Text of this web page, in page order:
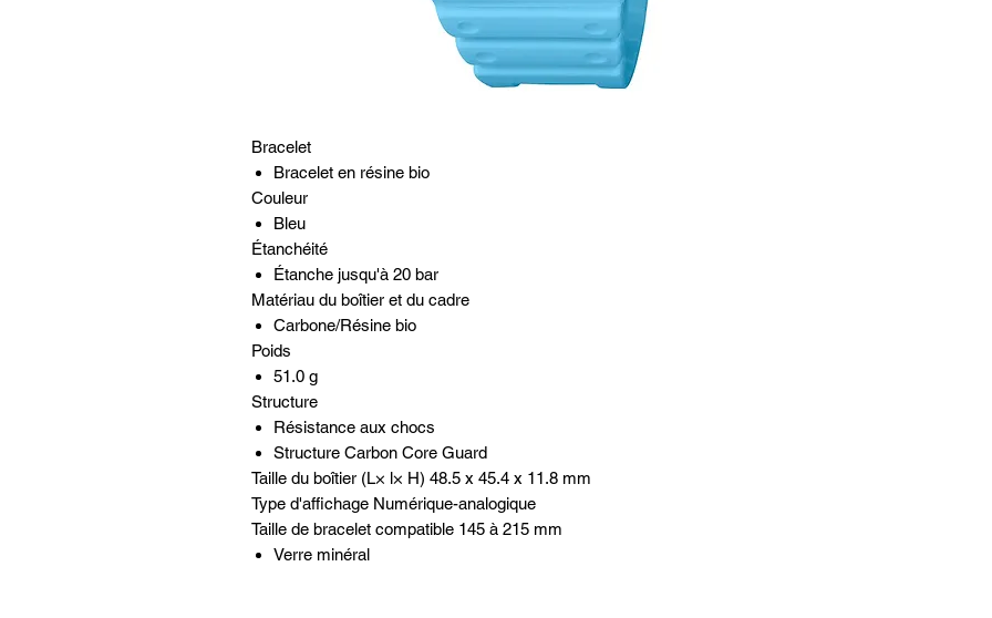
Bracelet
Bracelet en résine bio
Couleur
Bleu
Étanchéité
Étanche jusqu'à 20 bar
Matériau du boîtier et du cadre
Carbone/Résine bio
Poids
51.0 g
Structure
Résistance aux chocs
Structure Carbon Core Guard
Taille du boîtier (L× l× H) 48.5 x 45.4 x 11.8 mm
Type d'affichage Numérique-analogique
Taille de bracelet compatible 145 à 215 mm
Verre minéral